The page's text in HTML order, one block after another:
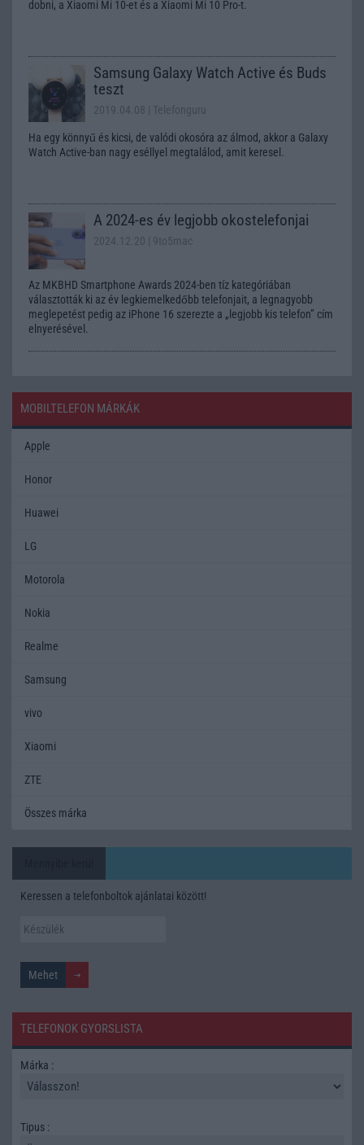
dobni, a Xiaomi Mi 10-et és a Xiaomi Mi 10 Pro-t.
Samsung Galaxy Watch Active és Buds
teszt
2019.04.08 | Telefonguru
Ha egy könnyű és kicsi, de valódi okosóra az álmod, akkor a Galaxy
Watch Active-ban nagy eséllyel megtalálod, amit keresel.
A 2024-es év legjobb okostelefonjai
2024.12.20 | 9to5mac
Az MKBHD Smartphone Awards 2024-ben tíz kategóriában
választották ki az év legkiemelkedőbb telefonjait, a legnagyobb
meglepetést pedig az iPhone 16 szerezte a „legjobb kis telefon” cím
elnyerésével.
MOBILTELEFON MÁRKÁK
Apple
Honor
Huawei
LG
Motorola
Nokia
Realme
Samsung
vivo
Xiaomi
ZTE
Összes márka
Keressen a telefonboltok ajánlatai között!
TELEFONOK GYORSLISTA
Márka :
Tipus :